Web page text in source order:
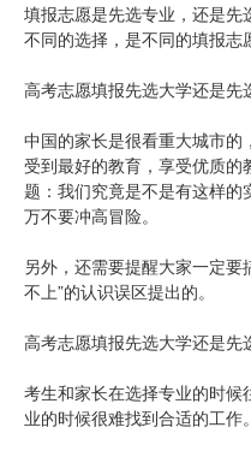
填报志愿是先选专业，还是
不同的选择，是不同的填报志
高考志愿填报先选大学还是先
中国的家长是很看重大城市
受到最好的教育，享受优质
题：我们究竟是不是有这样的
万不要冲高冒险。
另外，还需要提醒大家一定
不上”的认识误区提出的。
高考志愿填报先选大学还是先
考生和家长在选择专业的时
业的时候很难找到合适的工作。